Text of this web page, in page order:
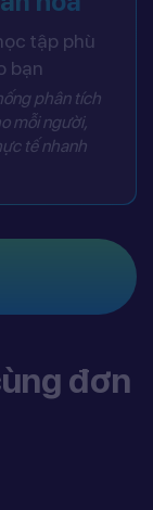
tập phù
bạn
phân tích
mỗi người,
tế nhanh
đơn